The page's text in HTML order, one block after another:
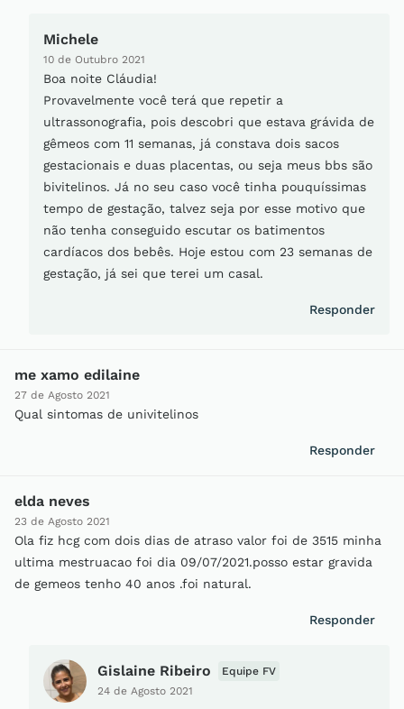
Michele
10 de Outubro 2021
Boa noite Cláudia!
Provavelmente você terá que repetir a
ultrassonografia, pois descobri que estava grávida de
gêmeos com 11 semanas, já constava dois sacos
gestacionais e duas placentas, ou seja meus bbs são
bivitelinos. Já no seu caso você tinha pouquíssimas
tempo de gestação, talvez seja por esse motivo que
não tenha conseguido escutar os batimentos
cardíacos dos bebês. Hoje estou com 23 semanas de
gestação, já sei que terei um casal.
Responder
me xamo edilaine
27 de Agosto 2021
Qual sintomas de univitelinos
Responder
elda neves
23 de Agosto 2021
Ola fiz hcg com dois dias de atraso valor foi de 3515 minha
ultima mestruacao foi dia 09/07/2021.posso estar gravida
de gemeos tenho 40 anos .foi natural.
Responder
Gislaine Ribeiro
24 de Agosto 2021
Equipe FV